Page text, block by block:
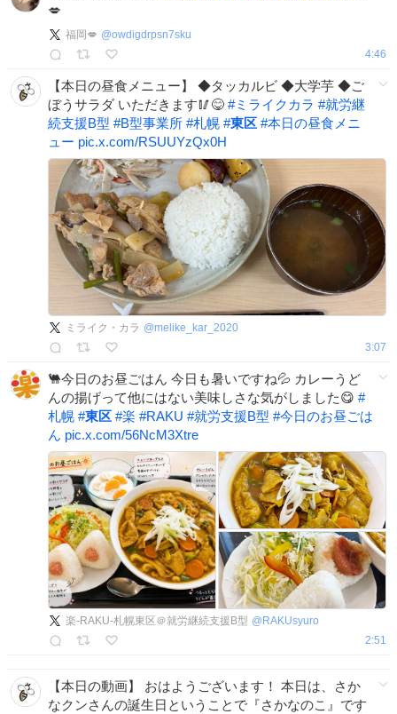
💋
福岡💋 @owdigdrpsn7sku
4:46
【本日の昼食メニュー】 ◆タッカルビ ◆大学芋 ◆ご
ぼうサラダ いただきます🥢😋 #ミライクカラ #就労継
続支援B型 #B型事業所 #札幌 #東区 #本日の昼食メニ
ュー pic.x.com/RSUUYzQx0H
ミライク・カラ @melike_kar_2020
3:07
🐫今日のお昼ごはん 今日も暑いですね💦 カレーうど
んの揚げって他にはない美味しさな気がしました😋 #
札幌 #東区 #楽 #RAKU #就労支援B型 #今日のお昼ごは
ん pic.x.com/56NcM3Xtre
楽-RAKU-札幌東区＠就労継続支援B型 @ RAKUsyuro
2:51
【本日の動画】 おはようございます！ 本日は、さか
なクンさんの誕生日ということで『さかなのこ』です